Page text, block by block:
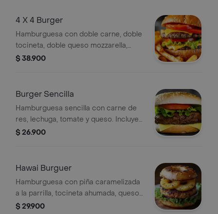
4 X 4 Burger
Hamburguesa con doble carne, doble
tocineta, doble queso mozzarella,
verduras frescas y salsa de la casa.
$ 38.900
Burger Sencilla
Hamburguesa sencilla con carne de
res, lechuga, tomate y queso. Incluye
papas a la francesa y bebida.
$ 26.900
Hawai Burguer
Hamburguesa con piña caramelizada
a la parrilla, tocineta ahumada, queso
mazarella, salsa de la casa. papa a la
$ 29.900